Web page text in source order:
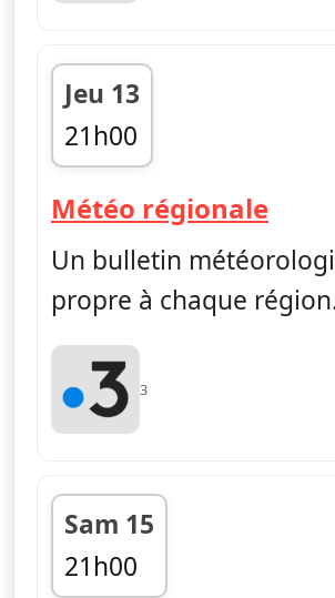
Jeu 13
21h00
fin 21h05
Météo régionale—
Un bulletin
propre à chaque
3
Sam 15
21h00